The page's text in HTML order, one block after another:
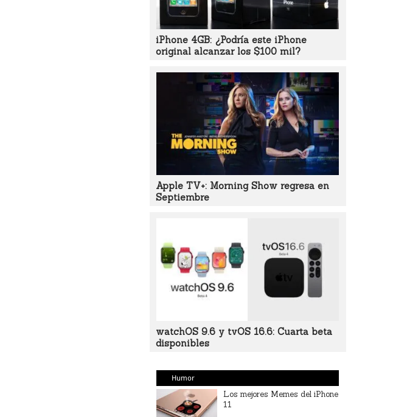
iPhone 4GB: ¿Podría este iPhone
original alcanzar los $100 mil?
Apple TV+: Morning Show regresa en
Septiembre
watchOS 9.6 y tvOS 16.6: Cuarta beta
disponibles
Humor
Los mejores Memes del iPhone
11